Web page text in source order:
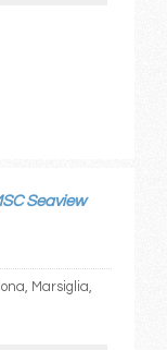
Seaview
Marsiglia,